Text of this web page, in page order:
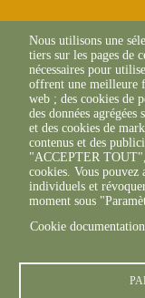
Nous utilisons une
tiers sur les pages de
nécessaires pour
offrent une meilleure
web ; des cookies de
des données
et des cookies de
contenus et des
"ACCEPTER
cookies. Vous pouvez
individuels et
moment sous
Cookie documentation